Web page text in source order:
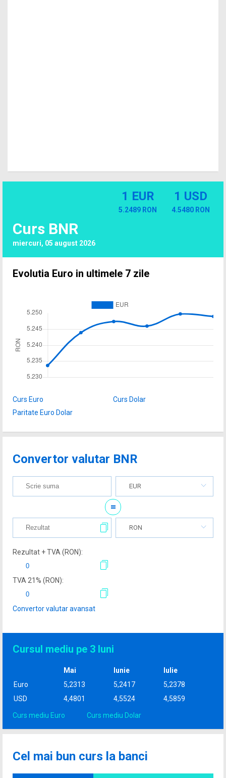
Curs BNR
miercuri, 05 august 2026
1 EUR
5.2489 RON
1 USD
4.5480 RON
Evolutia Euro in ultimele 7 zile
Curs Euro
Curs Dolar
Paritate Euro Dolar
Convertor valutar BNR
EUR
=
RON
Rezultat + TVA (RON):
TVA 21% (RON):
Convertor valutar avansat
Cursul mediu pe 3 luni
Mai Iunie
Iulie
Euro
5,2313 5,2417
5,2378
USD
4,4801 4,5524 4,5859
Curs mediu Euro Curs mediu Dolar
Cel mai bun curs la banci